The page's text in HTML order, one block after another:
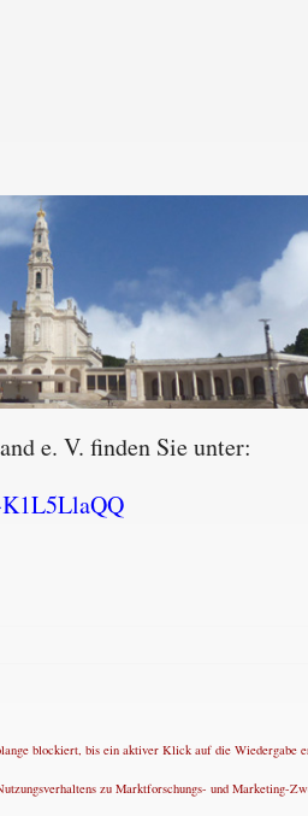
e. V. finden Sie unter:
blockiert, bis ein aktiver Klick auf die
zu Marktforschungs- und Marketing-